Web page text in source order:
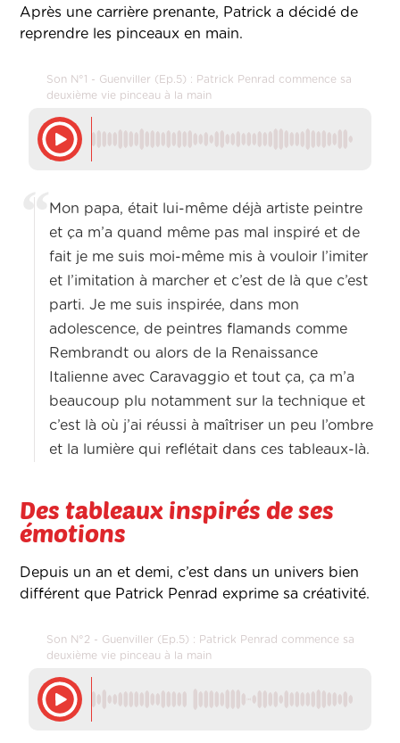
Après une carrière prenante, Patrick a décidé de
reprendre les pinceaux en main.
Son N°1 - Guenviller (Ep.5) : Patrick Penrad commence sa
deuxième vie pinceau à la main
Mon papa, était lui-même déjà artiste peintre
et ça m’a quand même pas mal inspiré et de
fait je me suis moi-même mis à vouloir l’imiter
et l’imitation à marcher et c’est de là que c’est
parti. Je me suis inspirée, dans mon
adolescence, de peintres flamands comme
Rembrandt ou alors de la Renaissance
Italienne avec Caravaggio et tout ça, ça m’a
beaucoup plu notamment sur la technique et
c’est là où j’ai réussi à maîtriser un peu l’ombre
et la lumière qui reflétait dans ces tableaux-là.
Des tableaux inspirés de ses
émotions
Depuis un an et demi, c’est dans un univers bien
différent que Patrick Penrad exprime sa créativité.
Son N°2 - Guenviller (Ep.5) : Patrick Penrad commence sa
deuxième vie pinceau à la main